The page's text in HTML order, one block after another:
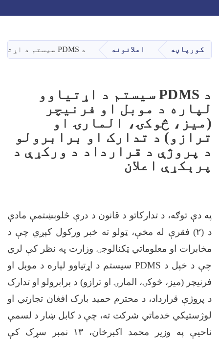
main
content
کورپاڼه اعلانونه د PDMS سیستم د اړتیاوو لپاره د موبل او فرنیچر (میز، څوکۍ، المارۍ او ترازو) د تدارک او برابرولو د پروژې د قرارداد د ورکړې د پرېکړې اعلان
د PDMS سیستم د اړتیاوو
لپاره د موبل او فرنیچر
(میز، څوکۍ، المارۍ او
ترازو) د تدارک او برابرولو
د پروژې د قرارداد د ورکړې د
پرېکړې اعلان
په دې توګه، د تدارکاتو د قانون د درې څلوېښتمې مادې
د (۲)
فقرې له مخې، ټولو ته خبر ورکول کېږي چې د
مخابرات او معلوماتي ټکنالوجۍ وزارت په نظر کې لري
چې د خپل د PDMS سیستم د اړتیاوو لپاره د موبل او
فرنیچر (میز، څوکۍ، المارۍ او ترازو) د برابرولو او تدارک
د پروژې قرارداد، د محترم حمید بارک افغان تجارتي او
لوژستیکي خدماتي شرکت ته، چې د کابل ښار د لسمې
ناحیې په وزیر محمد اکبرخان، ۱۳ نمبر سړک کې